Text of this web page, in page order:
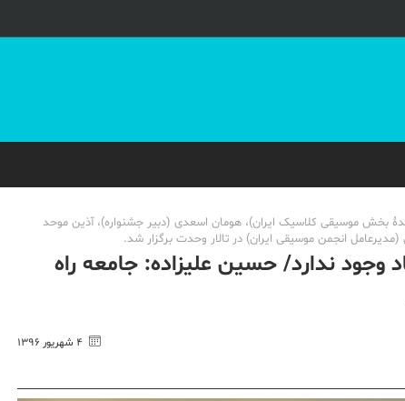
با حضور حسین علیزاده (نمایندۀ بخش موسیقی کلاسیک ایران)، هومان اسعدی (دبیر جشنواره)، آذین موحد
انجمن موسیقی ایران) در تالار وحدت برگزار شد.
وجود ندارد/ حسین علیزاده: جامعه راه
۴ شهریور ۱۳۹۶